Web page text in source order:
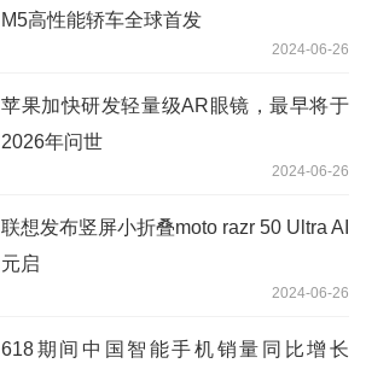
M5高性能轿车全球首发
2024-06-26
苹果加快研发轻量级AR眼镜，最早将于
2026年问世
2024-06-26
联想发布竖屏小折叠moto razr 50 Ultra AI
元启
2024-06-26
618期间中国智能手机销量同比增长